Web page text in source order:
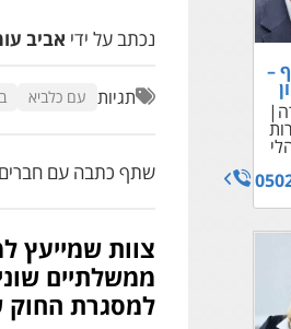
–
נכתב על ידי אביב
תגיות עם כלביא
שתף כתבה עם חברים
צוות שמייעץ
ממשלתיים
למסגרת החוק